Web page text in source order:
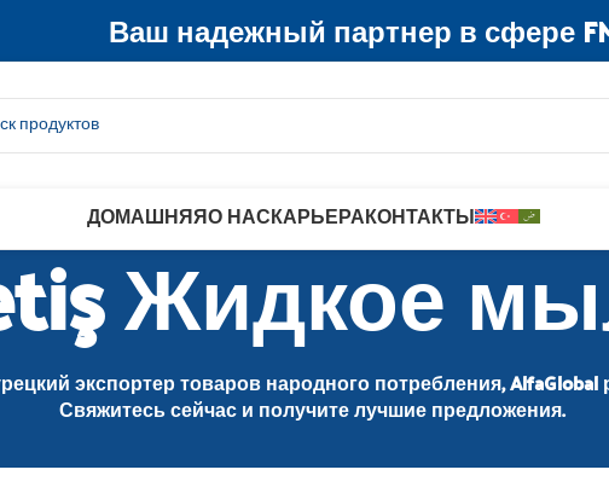
Ваш надежный партнер в сфере
ДОМАШНЯЯО НАСКАРЬЕРАКОНТАКТЫ
Жидкое
экспортер товаров народного потребления,
Свяжитесь сейчас и получите лучшие предложения.